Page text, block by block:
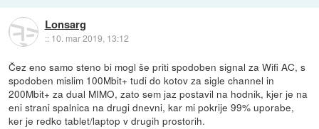
Lonsarg
:: 10. mar 2019, 13:12
Čez eno samo steno bi mogl še priti spodoben signal za Wifi AC, s
spodoben mislim 100Mbit+ tudi do kotov za sigle channel in
200Mbit+ za dual MIMO, zato sem jaz postavil na hodnik, kjer je na
eni strani spalnica na drugi dnevni, kar mi pokrije 99% uporabe,
ker je redko tablet/laptop v drugih prostorih.